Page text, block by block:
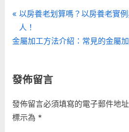
文
章
覽
P
r
e
o
s
P
以房養老划算嗎？以房養老實
人！
N
t
o
s
金屬加工方法介紹：常見的金屬
發佈留言
發佈留言必須填寫的電子郵件地
標示為 *